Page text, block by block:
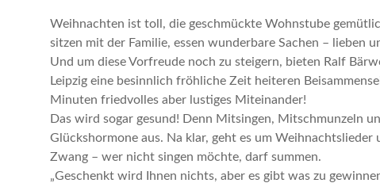
Weihnachten ist toll, die geschmückte Wohnstube
sitzen mit der Familie, essen wunderbare Sachen – lieben
Und um diese Vorfreude noch zu steigern, bieten Ralf
Leipzig eine besinnlich fröhliche Zeit heiteren
Minuten friedvolles aber lustiges Miteinander!
Das wird sogar gesund! Denn Mitsingen, Mitschmunzeln
Glückshormone aus. Na klar, geht es um Weihnachtslieder
Zwang – wer nicht singen möchte, darf summen.
„Geschenkt wird Ihnen nichts, aber es gibt was zu